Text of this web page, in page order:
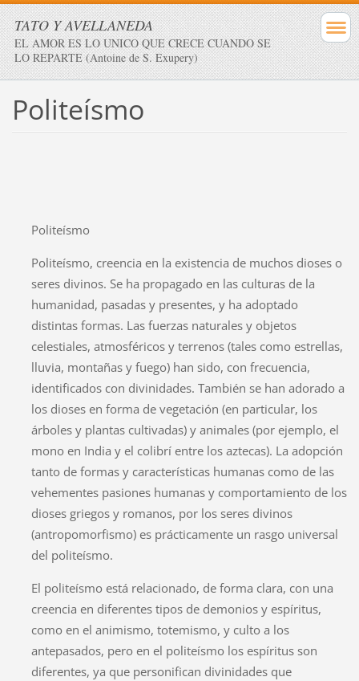
TATO Y AVELLANEDA
EL AMOR ES LO UNICO QUE CRECE CUANDO SE
LO REPARTE (Antoine de S. Exupery)
Politeísmo
Politeísmo
Politeísmo, creencia en la existencia de muchos dioses o
seres divinos. Se ha propagado en las culturas de la
humanidad, pasadas y presentes, y ha adoptado
distintas formas. Las fuerzas naturales y objetos
celestiales, atmosféricos y terrenos (tales como estrellas,
lluvia, montañas y fuego) han sido, con frecuencia,
identificados con divinidades. También se han adorado a
los dioses en forma de vegetación (en particular, los
árboles y plantas cultivadas) y animales (por ejemplo, el
mono en India y el colibrí entre los aztecas). La adopción
tanto de formas y características humanas como de las
vehementes pasiones humanas y comportamiento de los
dioses griegos y romanos, por los seres divinos
(antropomorfismo) es prácticamente un rasgo universal
del politeísmo.
El politeísmo está relacionado, de forma clara, con una
creencia en diferentes tipos de demonios y espíritus,
como en el animismo, totemismo, y culto a los
antepasados, pero en el politeísmo los espíritus son
diferentes, ya que personifican divinidades que